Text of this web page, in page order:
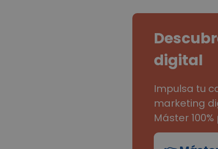
digital
Impulsa tu
marketing
Máster